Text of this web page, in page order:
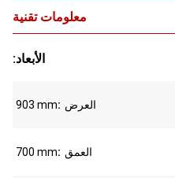
معلومات تقنية
:الأبعاد
903 mm العرض
700 mm العمق